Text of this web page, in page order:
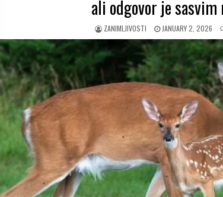
ali odgovor je sasvim
AUTHOR:
ZANIMLJIVOSTI
PUBLISHED
DATE:
JANUARY 2, 2026